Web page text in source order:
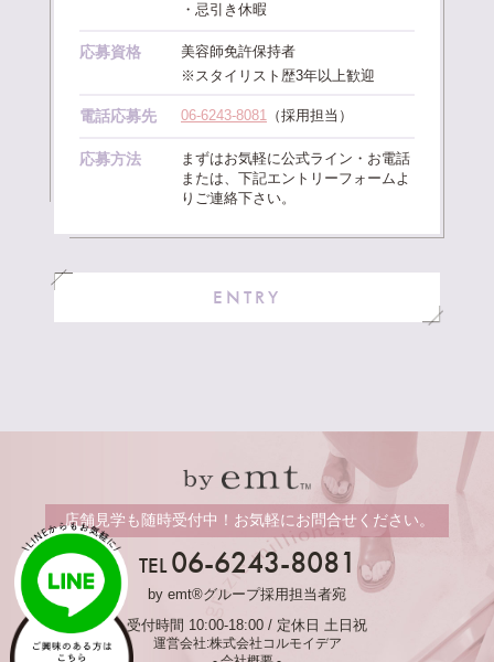
・忌引き休暇
応募資格
美容師免許保持者
※スタイリスト歴3年以上歓迎
電話応募先 06-6243-8081 （採用担当）
応募方法
まずはお気軽に公式ライン・お電話
または、下記エントリーフォームよ
りご連絡下さい。
ENTRY
店舗見学も随時受付中！お気軽にお問合せください。
TEL06-6243-8081
by emt®グループ採用担当者宛
受付時間 10:00-18:00 / 定休日 土日祝
運営会社:株式会社コルモイデア